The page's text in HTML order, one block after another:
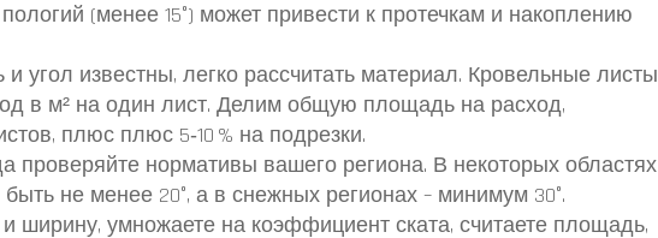
(менее 15°) может привести к протечкам и накоплению
угол известны, легко рассчитать материал. Кровельные листы
в м² на один лист. Делим общую площадь на расход,
плюс плюс 5‑10 % на подрезки.
проверяйте нормативы вашего региона. В некоторых областях
не менее 20°, а в снежных регионах – минимум 30°.
ширину, умножаете на коэффициент ската, считаете площадь,